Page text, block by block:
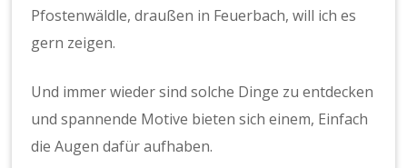
Pfostenwäldle, draußen in Feuerbach, will ich es
gern zeigen.
Und immer wieder sind solche Dinge zu entdecken
und spannende Motive bieten sich einem, Einfach
die Augen dafür aufhaben.